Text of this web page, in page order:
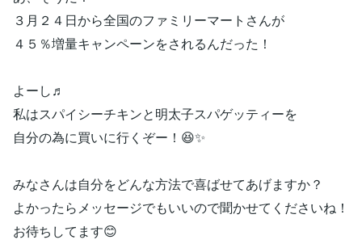
３月２４日から全国のファミリーマートさんが
４５％増量キャンペーンをされるんだった！
よーし♬
私はスパイシーチキンと明太子スパゲッティーを
自分の為に買いに行くぞー！😆✨
みなさんは自分をどんな方法で喜ばせてあげますか？
よかったらメッセージでもいいので聞かせてくださいね！
お待ちしてます😊